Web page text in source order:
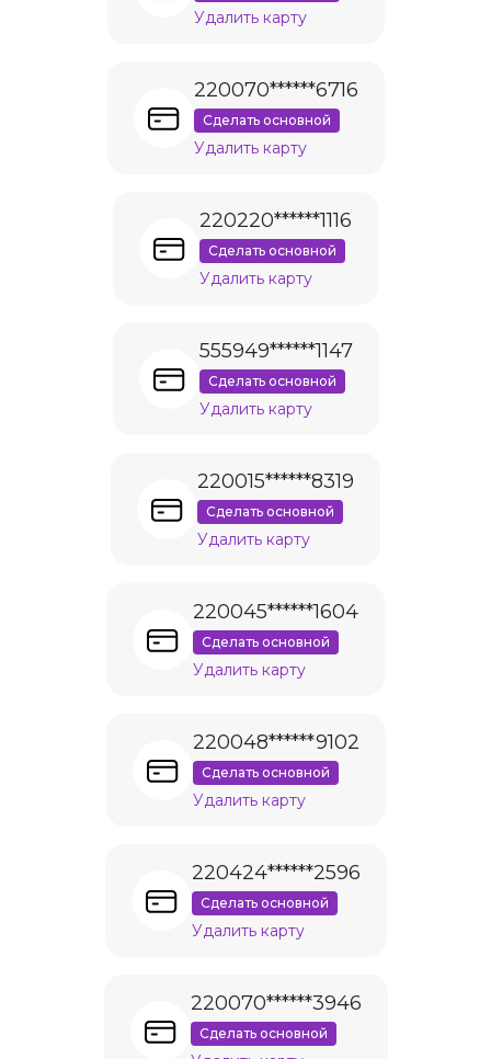
Удалить карту
220070******6716
Сделать основной
Удалить карту
220220******1116
Сделать основной
Удалить карту
555949******1147
Сделать основной
Удалить карту
220015******8319
Сделать основной
Удалить карту
220045******1604
Сделать основной
Удалить карту
220048******9102
Сделать основной
Удалить карту
220424******2596
Сделать основной
Удалить карту
220070******3946
Сделать основной